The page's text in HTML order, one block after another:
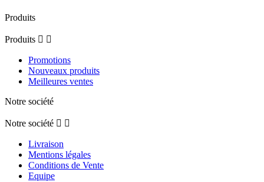
Produits
Produits  
Promotions
Nouveaux produits
Meilleures ventes
Notre société
Notre société  
Livraison
Mentions légales
Conditions de Vente
Equipe